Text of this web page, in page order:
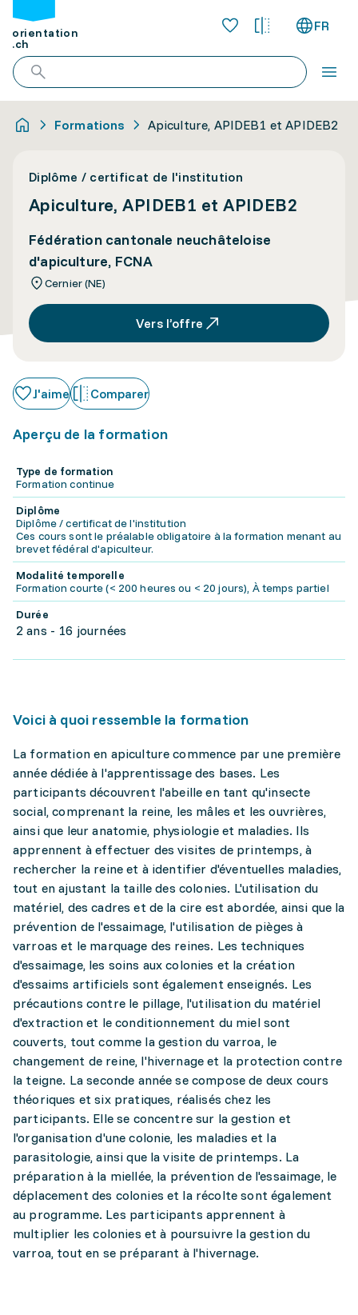
orientation
.ch
FR
Formations Apiculture, APIDEB1 et APIDEB2
Diplôme / certificat de l'institution
Apiculture, APIDEB1 et APIDEB2
Fédération cantonale neuchâteloise
d'apiculture, FCNA
Cernier (NE)
Vers l’offre
J'aime Comparer
Aperçu de la formation
Type de formation
Formation continue
Diplôme
Diplôme / certificat de l'institution
Ces cours sont le préalable obligatoire à la formation menant au
brevet fédéral d'apiculteur.
Modalité temporelle
Formation courte (< 200 heures ou < 20 jours), À temps partiel
Durée
2 ans - 16 journées
Voici à quoi ressemble la formation
La formation en apiculture commence par une première
année dédiée à l'apprentissage des bases. Les
participants découvrent l'abeille en tant qu'insecte
social, comprenant la reine, les mâles et les ouvrières,
ainsi que leur anatomie, physiologie et maladies. Ils
apprennent à effectuer des visites de printemps, à
rechercher la reine et à identifier d'éventuelles maladies,
tout en ajustant la taille des colonies. L'utilisation du
matériel, des cadres et de la cire est abordée, ainsi que la
prévention de l'essaimage, l'utilisation de pièges à
varroas et le marquage des reines. Les techniques
d'essaimage, les soins aux colonies et la création
d'essaims artificiels sont également enseignés. Les
précautions contre le pillage, l'utilisation du matériel
d'extraction et le conditionnement du miel sont
couverts, tout comme la gestion du varroa, le
changement de reine, l'hivernage et la protection contre
la teigne. La seconde année se compose de deux cours
théoriques et six pratiques, réalisés chez les
participants. Elle se concentre sur la gestion et
l'organisation d'une colonie, les maladies et la
parasitologie, ainsi que la visite de printemps. La
préparation à la miellée, la prévention de l'essaimage, le
déplacement des colonies et la récolte sont également
au programme. Les participants apprennent à
multiplier les colonies et à poursuivre la gestion du
varroa, tout en se préparant à l'hivernage.